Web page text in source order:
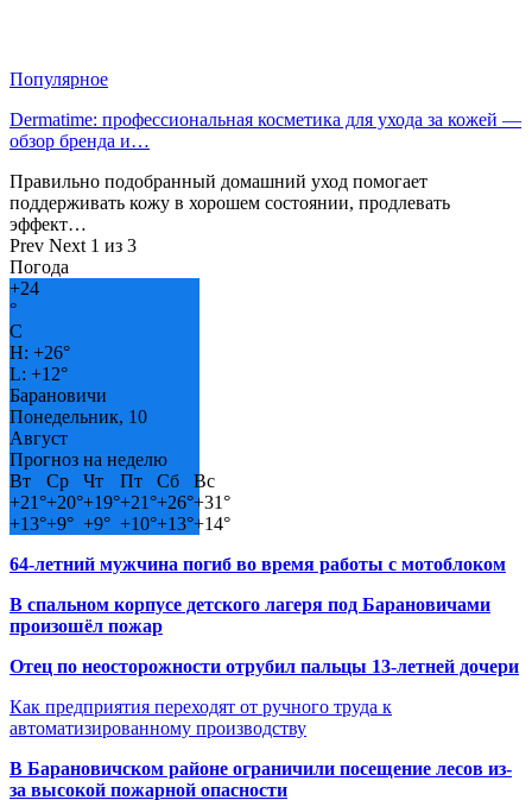
Популярное
Dermatime: профессиональная косметика для ухода за кожей —
обзор бренда и…
Правильно подобранный домашний уход помогает
поддерживать кожу в хорошем состоянии, продлевать
эффект…
Prev Next 1 из 3
Погода
+24
°
C
H: +26°
L: +12°
Барановичи
Понедельник, 10
Август
Прогноз на неделю
Вт
Ср Чт Пт Сб
Вс
+21°+20°+19°+21°+26°+31°
+13°+9° +9° +10°+13°+14°
64-летний мужчина погиб во время работы с мотоблоком
В спальном корпусе детского лагеря под Барановичами
произошёл пожар
Отец по неосторожности отрубил пальцы 13-летней дочери
Как предприятия переходят от ручного труда к
автоматизированному производству
В Барановичском районе ограничили посещение лесов из-
за высокой пожарной опасности